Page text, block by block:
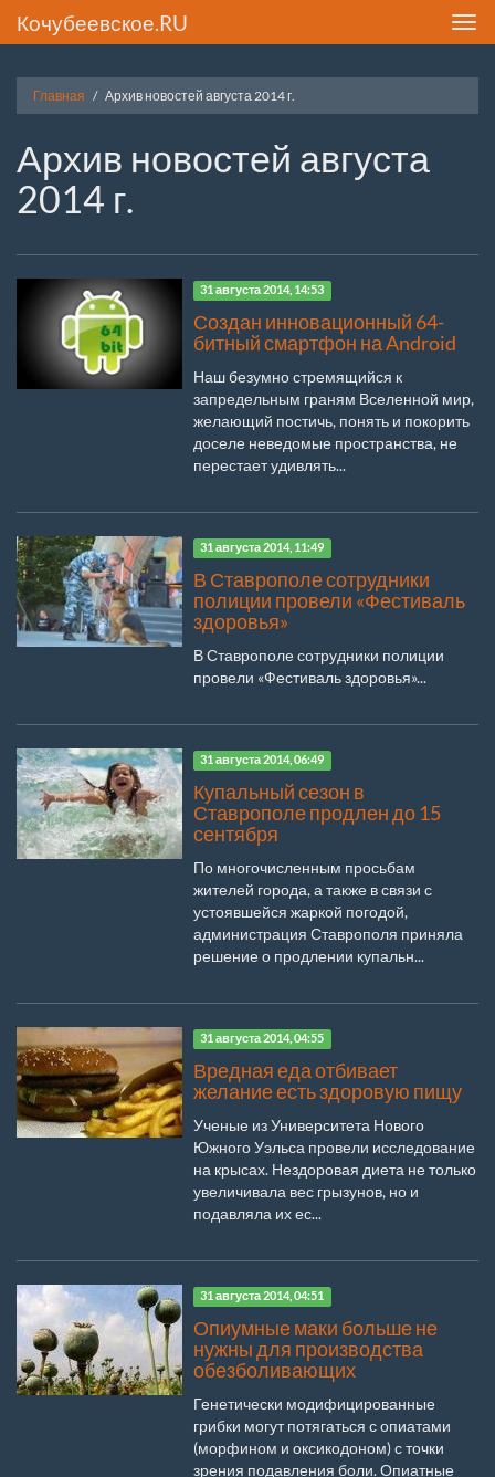
Кочубеевское.RU
Главная Архив новостей августа 2014 г.
Архив новостей августа
2014 г.
31 августа 2014, 14:53
Создан инновационный 64-
битный смартфон на Android
Наш безумно стремящийся к
запредельным граням Вселенной мир,
желающий постичь, понять и покорить
доселе неведомые пространства, не
перестает удивлять...
31 августа 2014, 11:49
В Ставрополе сотрудники
полиции провели «Фестиваль
здоровья»
В Ставрополе сотрудники полиции
провели «Фестиваль здоровья»...
31 августа 2014, 06:49
Купальный сезон в
Ставрополе продлен до 15
сентября
По многочисленным просьбам
жителей города, а также в связи с
устоявшейся жаркой погодой,
администрация Ставрополя приняла
решение о продлении купальн...
31 августа 2014, 04:55
Вредная еда отбивает
желание есть здоровую пищу
Ученые из Университета Нового
Южного Уэльса провели исследование
на крысах. Нездоровая диета не только
увеличивала вес грызунов, но и
подавляла их ес...
31 августа 2014, 04:51
Опиумные маки больше не
нужны для производства
обезболивающих
Генетически модифицированные
грибки могут потягаться с опиатами
(морфином и оксикодоном) с точки
зрения подавления боли. Опиатные